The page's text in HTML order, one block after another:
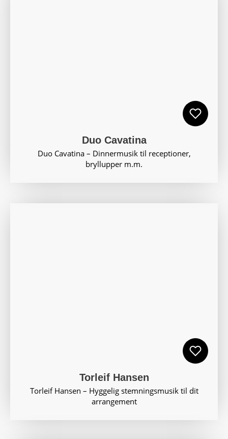
Duo Cavatina
Duo Cavatina – Dinnermusik til receptioner,
bryllupper m.m.
Torleif Hansen
Torleif Hansen – Hyggelig stemningsmusik til dit
arrangement